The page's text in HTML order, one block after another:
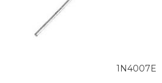
1N4007E